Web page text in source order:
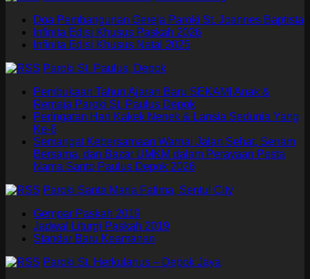
Doa Pembangunan Gereja Paroki St. Joannes Baptista
Infinita Edisi Khusus Paskah 2026
Infinita Edisi Khusus Natal 2025
Paroki St. Paulus, Depok
Pembukaan Tahun Ajaran Baru SEKAMI Anak &
Remaja Paroki St. Paulus Depok
Peringatan Hari Kakek Nenek & Lansia Sedunia Yang
Ke-6
Semangat Kebersamaan Warnai Jalan Sehat, Senam
Bersama, dan Bazar UMKM dalam Perayaan Pesta
Nama Santo Paulus Depok 2026
Paroki Santa Maria Fatima, Sentul City
Gempar Paskah 2019
Jadwal Liturgi Paskah 2019
Standar Baru Keamanan
Paroki St. Herkulanus – Depok Jaya